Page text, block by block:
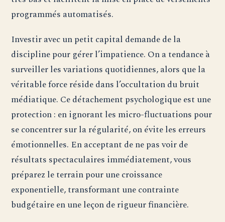
programmés automatisés.
Investir avec un petit capital demande de la
discipline pour gérer l’impatience. On a tendance à
surveiller les variations quotidiennes, alors que la
véritable force réside dans l’occultation du bruit
médiatique. Ce détachement psychologique est une
protection : en ignorant les micro-fluctuations pour
se concentrer sur la régularité, on évite les erreurs
émotionnelles. En acceptant de ne pas voir de
résultats spectaculaires immédiatement, vous
préparez le terrain pour une croissance
exponentielle, transformant une contrainte
budgétaire en une leçon de rigueur financière.